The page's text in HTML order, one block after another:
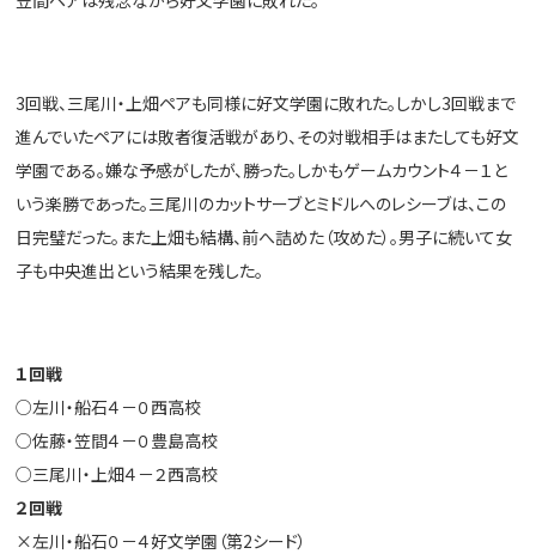
3回戦、三尾川・上畑ペアも同様に好文学園に敗れた。しかし3回戦まで
進んでいたペアには敗者復活戦があり、その対戦相手はまたしても好文
学園である。嫌な予感がしたが、勝った。しかもゲームカウント４－１と
いう楽勝であった。三尾川のカットサーブとミドルへのレシーブは、この
日完璧だった。また上畑も結構、前へ詰めた（攻めた）。男子に続いて女
子も中央進出という結果を残した。
１回戦
○左川・船石４－０西高校
○佐藤・笠間４－０豊島高校
○三尾川・上畑４－２西高校
２回戦
×左川・船石０－４好文学園（第2シード）